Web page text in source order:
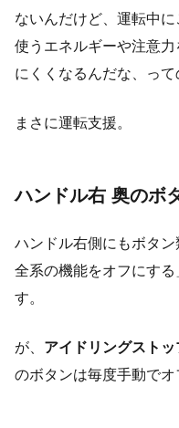
ないんだけど、運転中
使うエネルギーや注意
にくくなるんだな、って
まさに運転支援。
ハンドル右 奥のボ
ハンドル右側にもボタ
全系の機能をオフにす
す。
が、 アイドリングスト
のボタンは毎度手動でオ